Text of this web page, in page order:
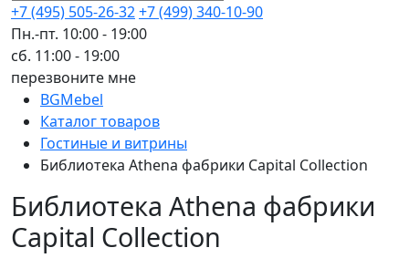
+7 (495) 505-26-32+7 (499) 340-10-90
Пн.-пт. 10:00 - 19:00
сб. 11:00 - 19:00
перезвоните мне
BGMebel
Каталог товаров
Гостиные и витрины
Библиотека Athena фабрики Capital Collection
Библиотека Athena фабрики
Capital Collection